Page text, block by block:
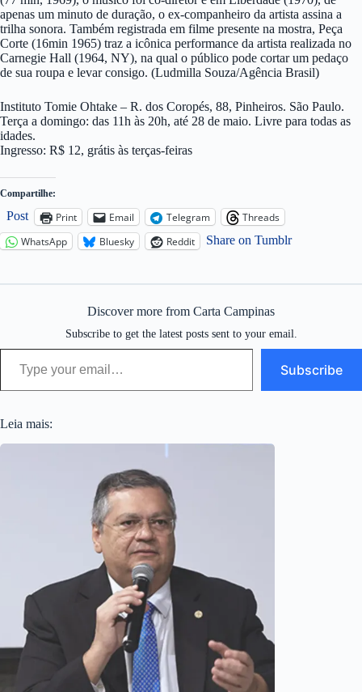
apenas um minuto de duração, o ex-companheiro da artista assina a
trilha sonora. Também registrada em filme presente na mostra, Peça
Corte (16min 1965) traz a icônica performance da artista realizada no
Carnegie Hall (1964, NY), na qual o público pode cortar um pedaço
de sua roupa e levar consigo. (Ludmilla Souza/Agência Brasil)
Instituto Tomie Ohtake – R. dos Coropés, 88, Pinheiros. São Paulo.
Terça a domingo: das 11h às 20h, até 28 de maio. Livre para todas as
idades.
Ingresso: R$ 12, grátis às terças-feiras
Compartilhe:
Post Print Email Telegram
Threads
WhatsApp
Bluesky Reddit Share on Tumblr
Discover more from Carta Campinas
Subscribe to get the latest posts sent to your email.
Type your email…
Subscribe
Leia mais: